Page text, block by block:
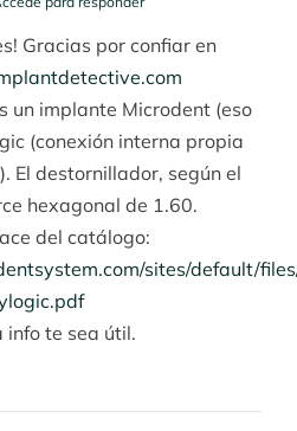
Gracias por confiar en
un implante Microdent (eso
(conexión interna propia
El destornillador, según el
hexagonal de 1.60.
del catálogo:
sites/default/
info te sea útil.